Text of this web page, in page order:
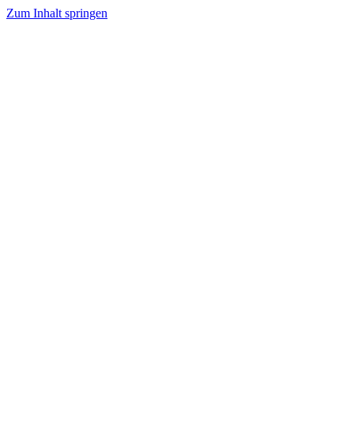
Zum Inhalt springen